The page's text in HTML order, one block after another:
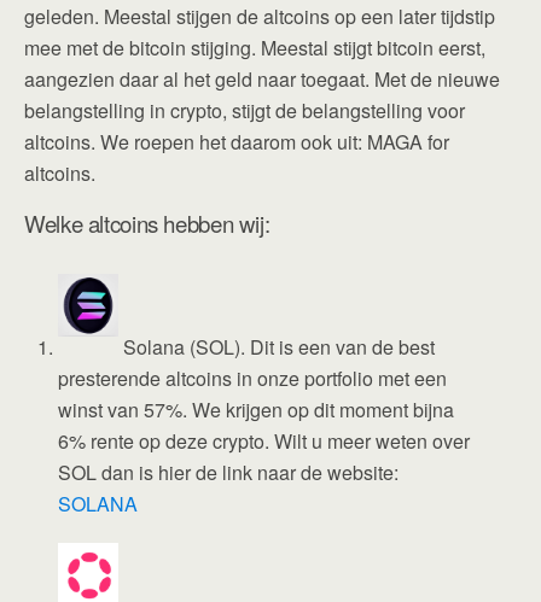
geleden. Meestal stijgen de altcoins op een later tijdstip
mee met de bitcoin stijging. Meestal stijgt bitcoin eerst,
aangezien daar al het geld naar toegaat. Met de nieuwe
belangstelling in crypto, stijgt de belangstelling voor
altcoins. We roepen het daarom ook uit: MAGA for
altcoins.
Welke altcoins hebben wij:
Solana (SOL). Dit is een van de best
presterende altcoins in onze portfolio met een
winst van 57%. We krijgen op dit moment bijna
6% rente op deze crypto. Wilt u meer weten over
SOL dan is hier de link naar de website:
SOLANA